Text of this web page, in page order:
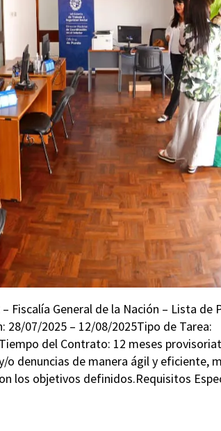
General de la Nación – Lista de
28/07/2025 – 12/08/2025Tipo de Tarea:
del Contrato: 12 meses
denuncias de manera ágil y eficiente,
los objetivos definidos.Requisitos